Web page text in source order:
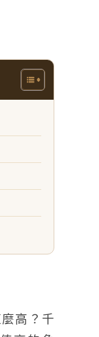
高？千